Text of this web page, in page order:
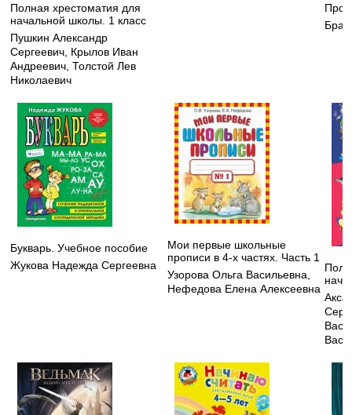
Полная хрестоматия для
начальной школы. 1 класс
Пушкин Александр
Сергеевич Крылов Иван
Андреевич Толстой Лев
Николаевич
Букварь. Учебное пособие
Жукова Надежда Сергеевна
Мои первые школьные
прописи в 4-х частях. Часть 1
Узорова Ольга Васильевна
Нефедова Елена Алексеевна